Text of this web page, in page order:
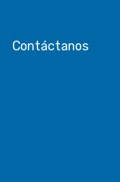
Contáctanos